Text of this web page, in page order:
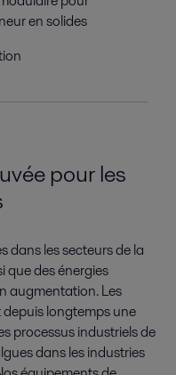
en solides
pour les
dans les secteurs de la
que des énergies
augmentation. Les
longtemps une
processus industriels de
dans les industries